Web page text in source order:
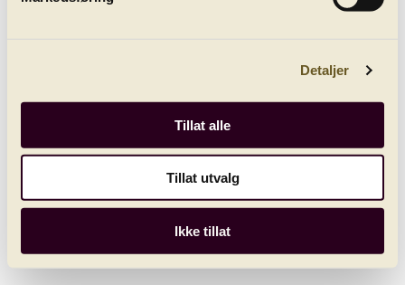
Detaljer
Tillat alle
Tillat utvalg
Ikke tillat